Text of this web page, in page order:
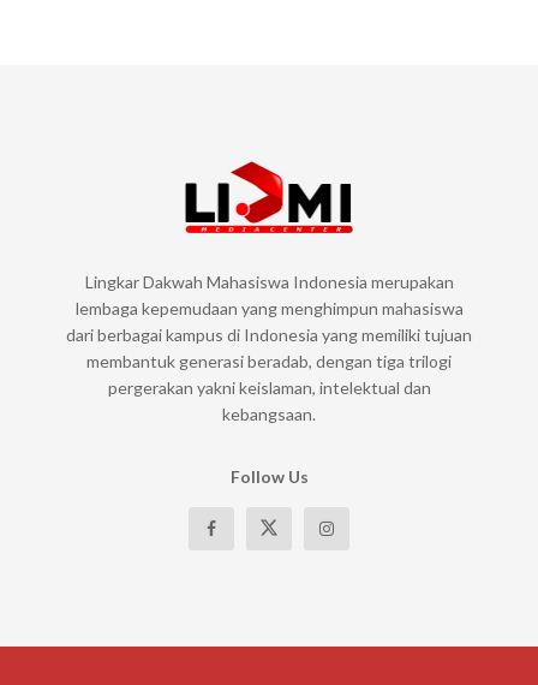
Lingkar Dakwah Mahasiswa Indonesia merupakan
lembaga kepemudaan yang menghimpun mahasiswa
dari berbagai kampus di Indonesia yang memiliki tujuan
membantuk generasi beradab, dengan tiga trilogi
pergerakan yakni keislaman, intelektual dan
kebangsaan.
Follow Us